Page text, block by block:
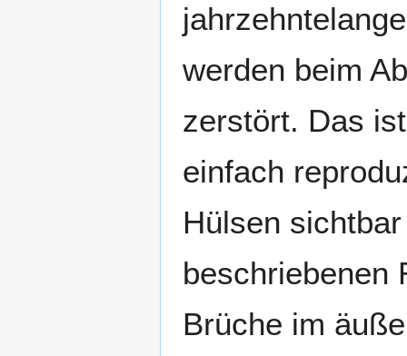
werden beim
zerstört. Das
einfach
Hülsen
beschriebenen
Brüche im